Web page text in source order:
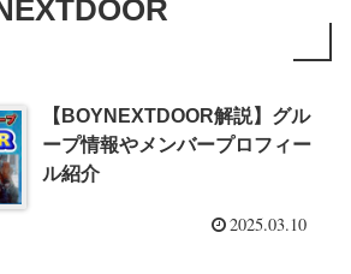
【BOYNEXTDOOR解説】グル
ープ情報やメンバープロフィー
ル紹介
2025.03.10